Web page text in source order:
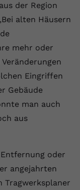
der Region
alten Häusern
mehr oder
Eingriffen
Gebäude
man auch
aus
oder
angejahrten
Tragwerksplaner
über
und
Daten.
um die
Benutzers zu